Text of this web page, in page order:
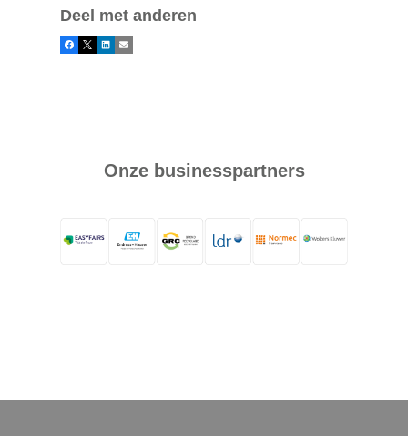
Deel met anderen
Facebook
X LinkedInE-mail
Onze businesspartners